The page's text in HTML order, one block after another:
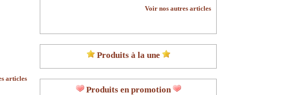
articles
Voir nos autres articles
Produits à la une
Produits en promotion